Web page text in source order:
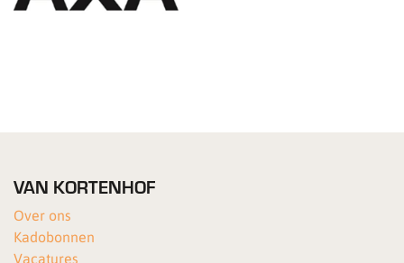
VAN KORTENHOF
Over ons
Kadobonnen
Vacatures